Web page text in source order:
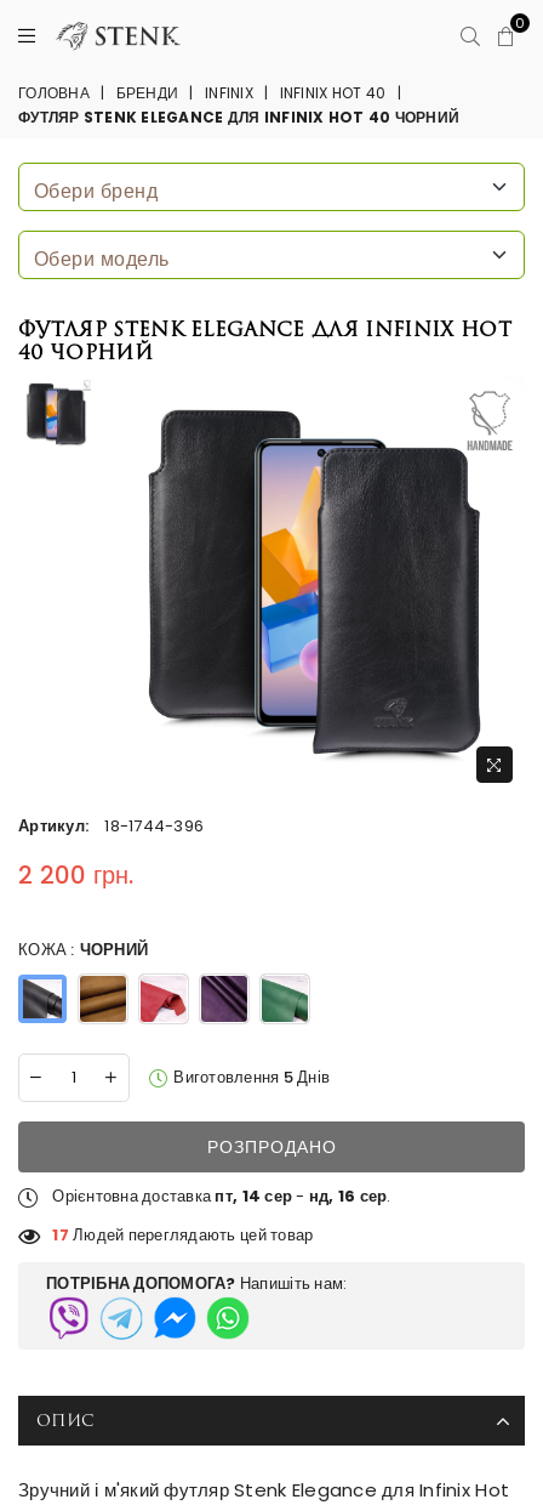
0
ГОЛОВНА | БРЕНДИ | INFINIX | INFINIX HOT 40
|
ФУТЛЯР STENK ELEGANCE ДЛЯ INFINIX HOT 40 ЧОРНИЙ
Футляр Stenk Elegance для Infinix Hot
40 Чорний
Артикул: 18-1744-396
Regular price
2 200 грн.
КОЖА : ЧОРНИЙ
Виготовлення 5 Днів
РОЗПРОДАНО
Орієнтовна доставкапт, 14 сер- нд, 16 сер.
17 Людей переглядають цей товар
ПОТРІБНА ДОПОМОГА? Напишіть нам:
ОПИС
Зручний і м'який футляр Stenk Elegance для Infinix Hot